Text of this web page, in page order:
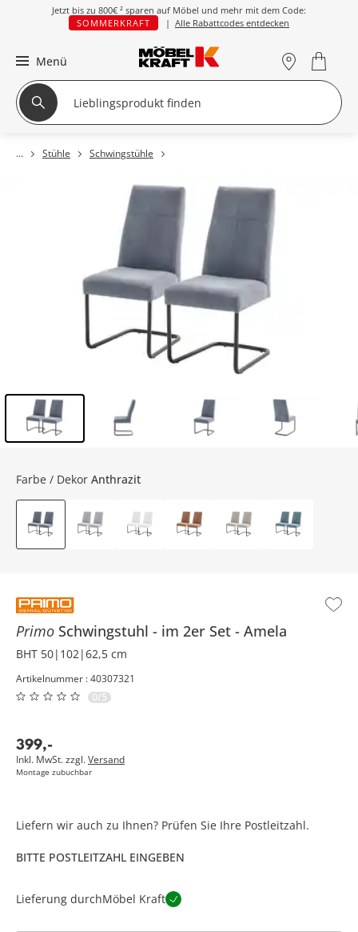
Jetzt bis zu 800€ ² sparen auf Möbel und mehr mit dem Code:
SOMMERKRAFT
| Alle Rabattcodes entdecken
Menü
Stühle Schwingstühle
Primo Schwingstuhl im 2er Set Amela
BHT 50|102|62,5 cm
Artikelnummer : 40307321
0/5
399,-
Inkl. MwSt. zzgl.Versand
Montage zubuchbar
Farbe / Dekor Anthrazit
Liefern wir auch zu Ihnen? Prüfen Sie Ihre Postleitzahl.
BITTE POSTLEITZAHL EINGEBEN
Lieferung durchMöbel Kraft